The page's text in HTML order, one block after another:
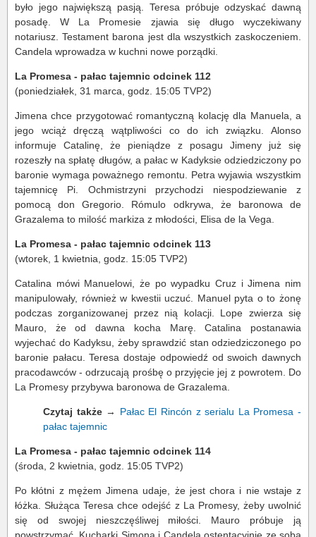
było jego największą pasją. Teresa próbuje odzyskać dawną
posadę. W La Promesie zjawia się długo wyczekiwany
notariusz. Testament barona jest dla wszystkich zaskoczeniem.
Candela wprowadza w kuchni nowe porządki.
La Promesa - pałac tajemnic odcinek 112
(poniedziałek, 31 marca, godz. 15:05 TVP2)
Jimena chce przygotować romantyczną kolację dla Manuela, a
jego wciąż dręczą wątpliwości co do ich związku. Alonso
informuje Catalinę, że pieniądze z posagu Jimeny już się
rozeszły na spłatę długów, a pałac w Kadyksie odziedziczony po
baronie wymaga poważnego remontu. Petra wyjawia wszystkim
tajemnicę Pi. Ochmistrzyni przychodzi niespodziewanie z
pomocą don Gregorio. Rómulo odkrywa, że baronowa de
Grazalema to milość markiza z młodości, Elisa de la Vega.
La Promesa - pałac tajemnic odcinek 113
(wtorek, 1 kwietnia, godz. 15:05 TVP2)
Catalina mówi Manuelowi, że po wypadku Cruz i Jimena nim
manipulowały, również w kwestii uczuć. Manuel pyta o to żonę
podczas zorganizowanej przez nią kolacji. Lope zwierza się
Mauro, że od dawna kocha Marę. Catalina postanawia
wyjechać do Kadyksu, żeby sprawdzić stan odziedziczonego po
baronie pałacu. Teresa dostaje odpowiedź od swoich dawnych
pracodawców - odrzucają prośbę o przyjęcie jej z powrotem. Do
La Promesy przybywa baronowa de Grazalema.
Czytaj także→ Pałac El Rincón z serialu La Promesa -
pałac tajemnic
La Promesa - pałac tajemnic odcinek 114
(środa, 2 kwietnia, godz. 15:05 TVP2)
Po kłótni z mężem Jimena udaje, że jest chora i nie wstaje z
łóżka. Służąca Teresa chce odejść z La Promesy, żeby uwolnić
się od swojej nieszczęśliwej miłości. Mauro próbuje ją